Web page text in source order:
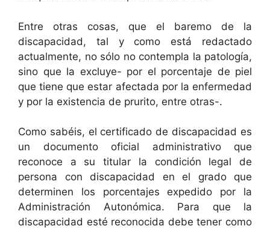
Entre otras cosas, que el baremo de la
discapacidad, tal y como está redactado
actualmente, no sólo no contempla la patología,
sino que la excluye- por el porcentaje de piel
que tiene que estar afectada por la enfermedad
y por la existencia de prurito, entre otras-.
Como sabéis, el certificado de discapacidad es
un documento oficial administrativo que
reconoce a su titular la condición legal de
persona con discapacidad en el grado que
determinen los porcentajes expedido por la
Administración Autonómica. Para que la
discapacidad esté reconocida debe tener como